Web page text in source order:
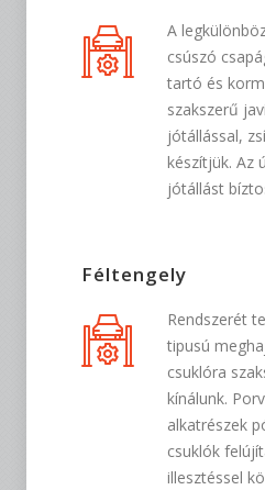
A
csúszó
tartó és
szakszerű
jótállással,
készítjük. Az
jótállást
Féltengely
Rendszerét
tipusú
csuklóra
kínálunk.
alkatrészek
csuklók
illesztéssel